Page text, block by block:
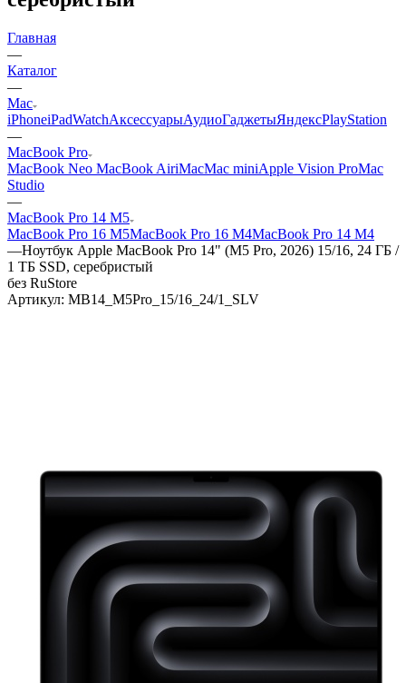
Главная
—
Каталог
—
Mac
iPhoneiPadWatchАксессуарыАудиоГаджетыЯндексPlayStation
—
MacBook Pro
MacBook Neo MacBook AiriMacMac miniApple Vision ProMac
Studio
—
MacBook Pro 14 M5
MacBook Pro 16 M5MacBook Pro 16 M4MacBook Pro 14 M4
—Ноутбук Apple MacBook Pro 14" (M5 Pro, 2026) 15/16, 24 ГБ /
1 ТБ SSD, серебристый
без RuStore
Артикул: MB14_M5Pro_15/16_24/1_SLV